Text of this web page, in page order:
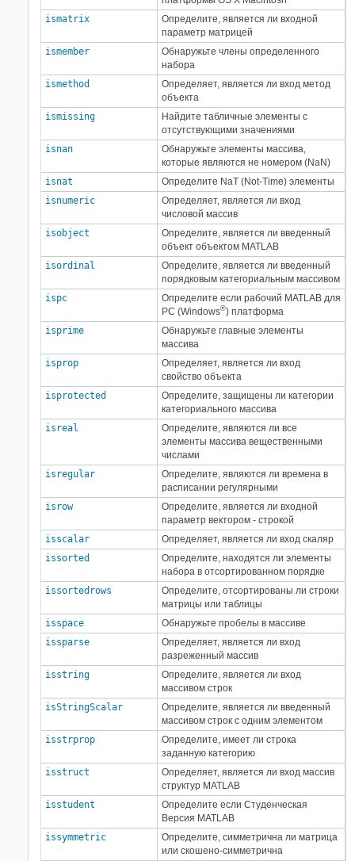
ismatrix
Определите, является ли входной
параметр матрицей
ismember
Обнаружьте члены определенного
набора
ismethod
Определяет, является ли вход метод
объекта
ismissing
Найдите табличные элементы с
отсутствующими значениями
isnan
Обнаружьте элементы массива,
которые являются не номером (NaN)
isnat
Определите NaT (Not-Time) элементы
isnumeric
Определяет, является ли вход
числовой массив
isobject
Определите, является ли введенный
объект объектом MATLAB
isordinal
Определите, является ли введенный
порядковым категориальным массивом
ispc
Определите если рабочий MATLAB для
PC (Windows®) платформа
isprime
Обнаружьте главные элементы
массива
isprop
Определяет, является ли вход
свойство объекта
isprotected
Определите, защищены ли категории
категориального массива
isreal
Определите, являются ли все
элементы массива вещественными
числами
isregular
Определите, являются ли времена в
расписании регулярными
isrow
Определите, является ли входной
параметр вектором - строкой
isscalar
Определяет, является ли вход скаляр
issorted
Определите, находятся ли элементы
набора в отсортированном порядке
issortedrows
Определите, отсортированы ли строки
матрицы или таблицы
isspace
Обнаружьте пробелы в массиве
issparse
Определяет, является ли вход
разреженный массив
isstring
Определите, является ли вход
массивом строк
isStringScalar
Определите, является ли введенный
массивом строк с одним элементом
isstrprop
Определите, имеет ли строка
заданную категорию
isstruct
Определяет, является ли вход массив
структур MATLAB
isstudent
Определите если Студенческая
Версия MATLAB
issymmetric
Определите, симметрична ли матрица
или скошено-симметрична